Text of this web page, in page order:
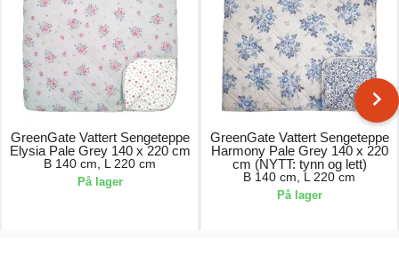
GreenGate Vattert Sengeteppe
Elysia Pale Grey 140 x 220 cm
B 140 cm, L 220 cm
På lager
GreenGate Vattert Sengeteppe
Harmony Pale Grey 140 x 220
cm (NYTT: tynn og lett)
B 140 cm, L 220 cm
På lager